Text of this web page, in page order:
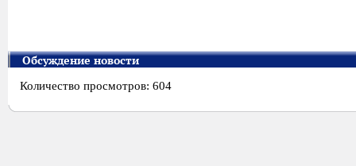
Обсуждение новости
Количество просмотров: 604